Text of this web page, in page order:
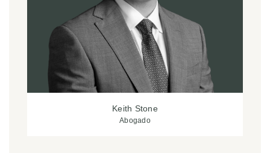
Keith Stone
Abogado